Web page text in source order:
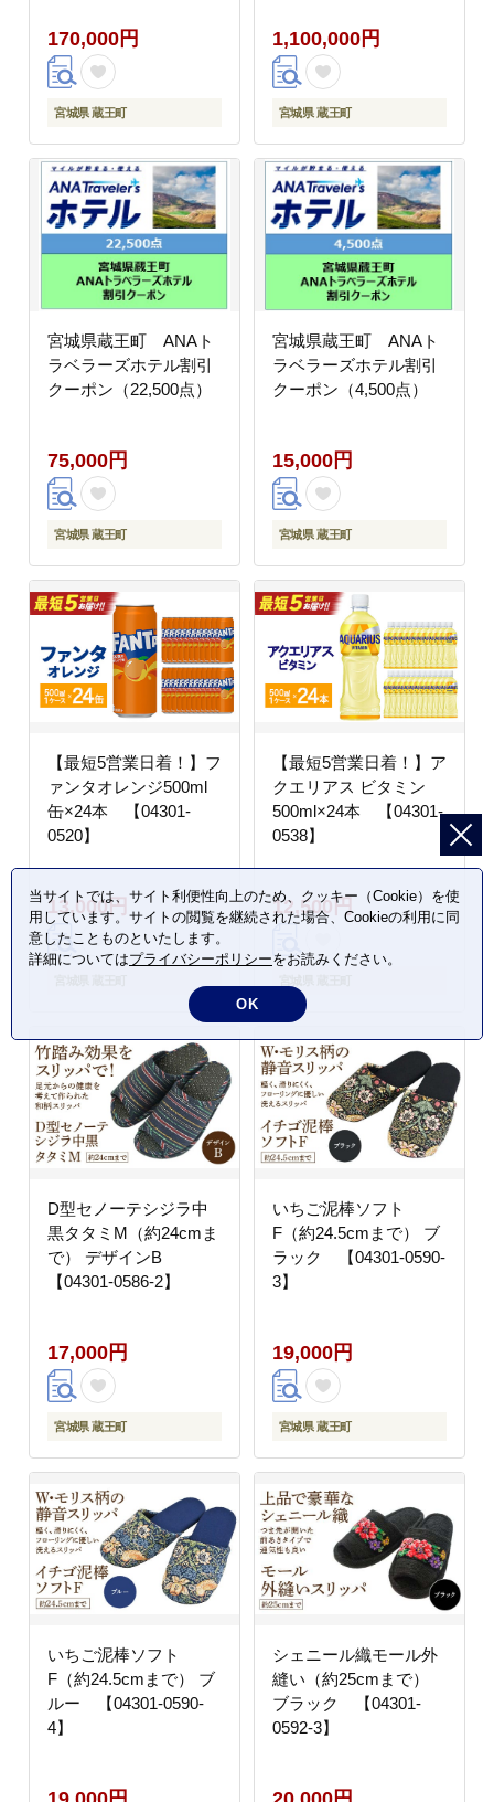
170,000円
宮城県 蔵王町
1,100,000円
宮城県 蔵王町
宮城県蔵王町 ANAト
ラベラーズホテル割引
クーポン（22,500点）
75,000円
宮城県 蔵王町
宮城県蔵王町 ANAト
ラベラーズホテル割引
クーポン（4,500点）
15,000円
宮城県 蔵王町
【最短5営業日着！】フ
ァンタオレンジ500ml
缶×24本 【04301-
0520】
13,000円
【最短5営業日着！】ア
クエリアス ビタミン
500ml×24本 【04301-
0538】
12,500円
D型セノーテシジラ中
黒タタミM（約24cmま
で） デザインB
【04301-0586-2】
17,000円
宮城県 蔵王町
いちご泥棒ソフト
F（約24.5cmまで） ブ
ラック 【04301-0590-
3】
19,000円
宮城県 蔵王町
いちご泥棒ソフト
F（約24.5cmまで） ブ
ルー 【04301-0590-
4】
シェニール織モール外
縫い（約25cmまで）
ブラック 【04301-
0592-3】
当サイトでは、サイト利便性向上のため、クッキー（Cookie）を使
用しています。サイトの閲覧を継続された場合、Cookieの利用に同
意したことものといたします。
詳細についてはプライバシーポリシーをお読みください。
OK